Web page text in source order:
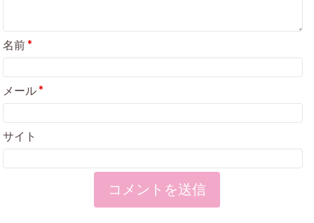
名前*
メール*
サイト